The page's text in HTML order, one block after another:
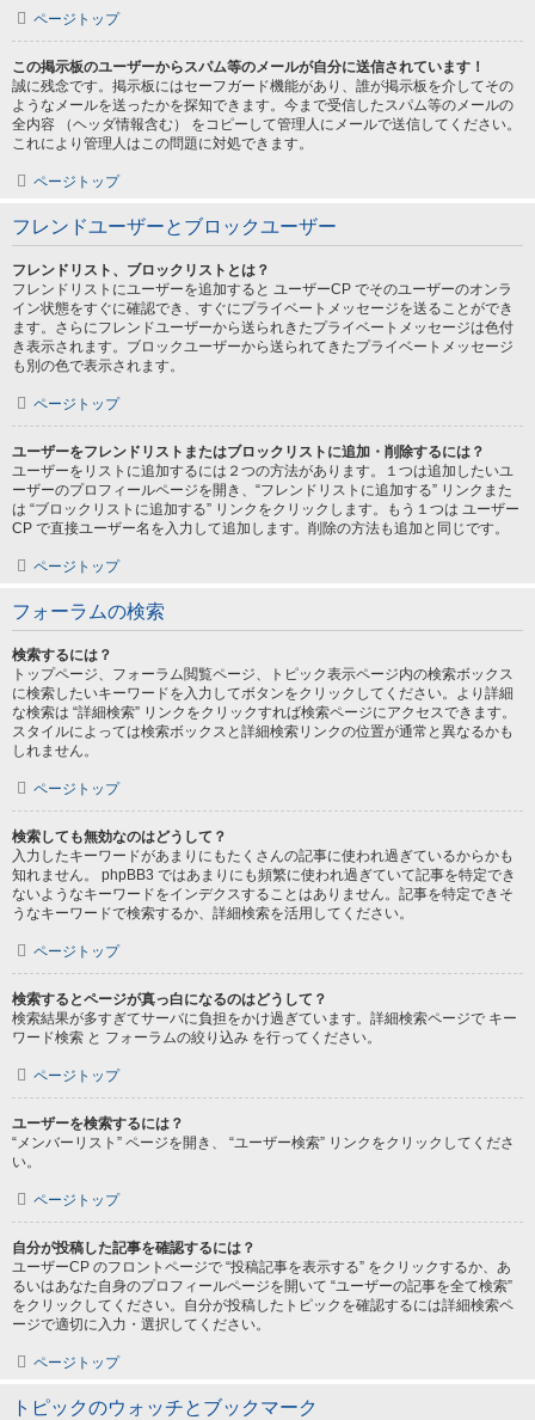
ページトップ
この掲示板のユーザーからスパム等のメールが自分に送信されています！
誠に残念です。掲示板にはセーフガード機能があり、誰が掲示板を介してその
ようなメールを送ったかを探知できます。今まで受信したスパム等のメールの
全内容 （ヘッダ情報含む） をコピーして管理人にメールで送信してください。
これにより管理人はこの問題に対処できます。
ページトップ
フレンドユーザーとブロックユーザー
フレンドリスト、ブロックリストとは？
フレンドリストにユーザーを追加すると ユーザーCP でそのユーザーのオンラ
イン状態をすぐに確認でき、すぐにプライベートメッセージを送ることができ
ます。さらにフレンドユーザーから送られきたプライベートメッセージは色付
き表示されます。ブロックユーザーから送られてきたプライベートメッセージ
も別の色で表示されます。
ページトップ
ユーザーをフレンドリストまたはブロックリストに追加・削除するには？
ユーザーをリストに追加するには２つの方法があります。１つは追加したいユ
ーザーのプロフィールページを開き、“フレンドリストに追加する” リンクまた
は “ブロックリストに追加する” リンクをクリックします。もう１つは ユーザー
CP で直接ユーザー名を入力して追加します。削除の方法も追加と同じです。
ページトップ
フォーラムの検索
検索するには？
トップページ、フォーラム閲覧ページ、トピック表示ページ内の検索ボックス
に検索したいキーワードを入力してボタンをクリックしてください。より詳細
な検索は “詳細検索” リンクをクリックすれば検索ページにアクセスできます。
スタイルによっては検索ボックスと詳細検索リンクの位置が通常と異なるかも
しれません。
ページトップ
検索しても無効なのはどうして？
入力したキーワードがあまりにもたくさんの記事に使われ過ぎているからかも
知れません。 phpBB3 ではあまりにも頻繁に使われ過ぎていて記事を特定でき
ないようなキーワードをインデクスすることはありません。記事を特定できそ
うなキーワードで検索するか、詳細検索を活用してください。
ページトップ
検索するとページが真っ白になるのはどうして？
検索結果が多すぎてサーバに負担をかけ過ぎています。詳細検索ページで キー
ワード検索 と フォーラムの絞り込み を行ってください。
ページトップ
ユーザーを検索するには？
“メンバーリスト” ページを開き、 “ユーザー検索” リンクをクリックしてくださ
い。
ページトップ
自分が投稿した記事を確認するには？
ユーザーCP のフロントページで “投稿記事を表示する” をクリックするか、あ
るいはあなた自身のプロフィールページを開いて “ユーザーの記事を全て検索”
をクリックしてください。自分が投稿したトピックを確認するには詳細検索ペ
ージで適切に入力・選択してください。
ページトップ
トピックのウォッチとブックマーク